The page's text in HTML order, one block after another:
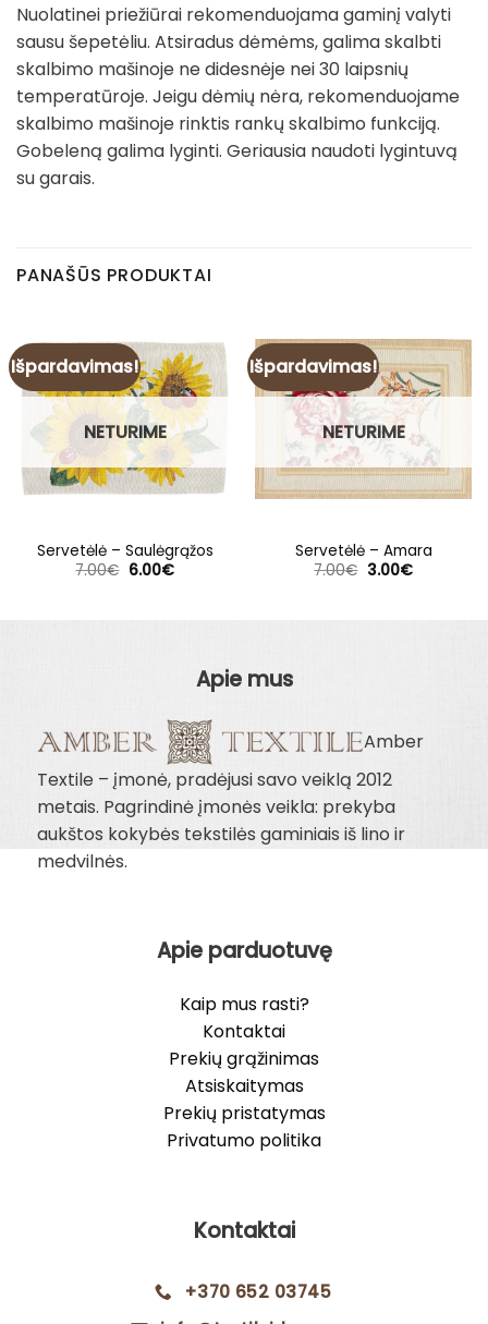
Nuolatinei priežiūrai rekomenduojama gaminį valyti
sausu šepetėliu. Atsiradus dėmėms, galima skalbti
skalbimo mašinoje ne didesnėje nei 30 laipsnių
temperatūroje. Jeigu dėmių nėra, rekomenduojame
skalbimo mašinoje rinktis rankų skalbimo funkciją.
Gobeleną galima lyginti. Geriausia naudoti lygintuvą
su garais.
PANAŠŪS PRODUKTAI
Išpardavimas!
NETURIME
Servetėlė – Saulėgrąžos
7.00€ Original
6.00€Current
Išpardavimas!
NETURIME
Servetėlė – Amara
7.00€ Original
3.00€Current
Apie mus
Amber
Textile – įmonė, pradėjusi savo veiklą 2012
metais. Pagrindinė įmonės veikla: prekyba
aukštos kokybės tekstilės gaminiais iš lino ir
medvilnės.
Apie parduotuvę
Kaip mus rasti?
Kontaktai
Prekių grąžinimas
Atsiskaitymas
Prekių pristatymas
Privatumo politika
Kontaktai
+370 652 03745